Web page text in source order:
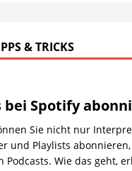
& TRICKS
bei Spotify
Sie nicht nur
und Playlists abonnieren,
Podcasts. Wie das geht,